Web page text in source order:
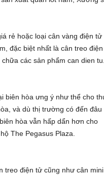
rẻ hoặc loạicân vàng điện tử
đặc biệt nhất làcân treo
chữa các sản phẩmcan dien tu.
biên hòa ưng ý như thểcho
, và dù thị trường có đến đâu
hòa vẫn hấp dẩn hơncho
The Pegasus Plaza.
treo điện tử cũng nhưcân mini